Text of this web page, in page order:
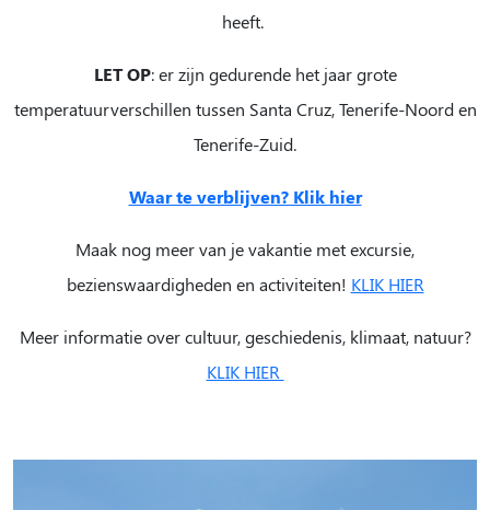
heeft.
LET OP: er zijn gedurende het jaar grote
temperatuurverschillen tussen Santa Cruz, Tenerife-Noord en
Tenerife-Zuid.
Waar te verblijven? Klik hier
Maak nog meer van je vakantie met excursie,
bezienswaardigheden en activiteiten! KLIK HIER
Meer informatie over cultuur, geschiedenis, klimaat, natuur?
KLIK HIER